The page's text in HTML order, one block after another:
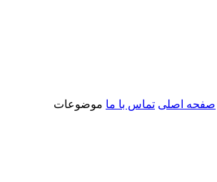
صفحه اصلی تماس با ما موضوعات